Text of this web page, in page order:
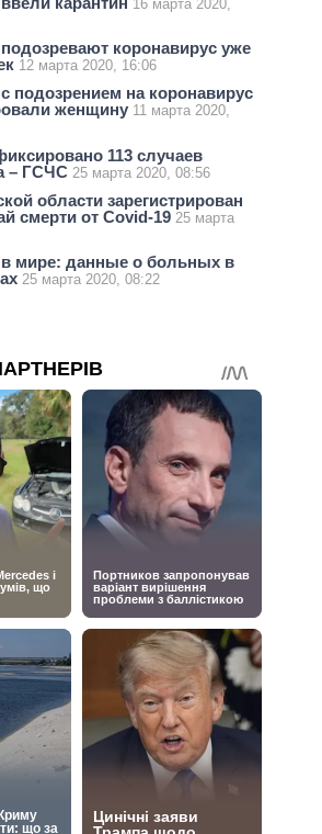
16 марта 2020,
коронавирус уже
12 марта 2020, 16:06
подозрением на коронавирус
женщину 11 марта 2020,
113 случаев
– ГСЧС 25 марта 2020, 08:56
области зарегистрирован
смерти от Covid-19 25 марта
в мире: данные о больных в
25 марта 2020, 08:22